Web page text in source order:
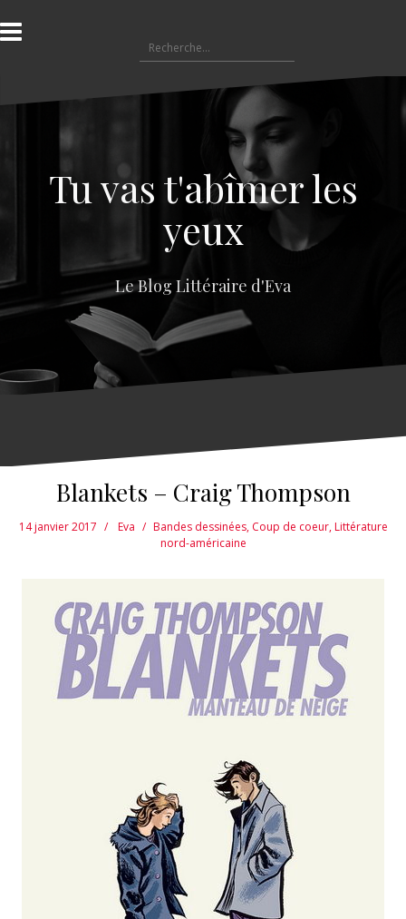
l
a
e
e
Tu vas t'abîmer les
yeux
Le Blog Littéraire d'Eva
Blankets – Craig Thompson
14 janvier 2017 Eva Bandes dessinées, Coup de coeur,Littérature
nord-américaine